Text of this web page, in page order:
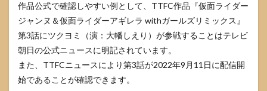
作品公式で確認しやすい例として、TTFC作品『仮面ライダー
ジャンヌ＆仮面ライダーアギレラ withガールズリミックス』
第3話にツクヨミ（演：大幡しえり）が参戦することはテレビ
朝日の公式ニュースに明記されています。
また、TTFCニュースにより第3話が2022年9月11日に配信開
始であることが確認できます。